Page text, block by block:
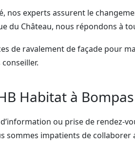
nos experts assurent le
du Château, nous répondons à
de ravalement de façade pour
Habitat à Bompas
ou prise de rendez-
sommes impatients de collaborer